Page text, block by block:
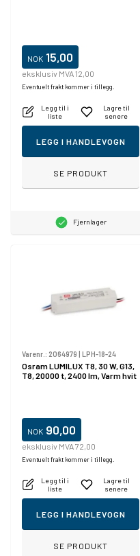
NOK 15,00
eksklusiv MVA 12,00
Eventuelt frakt kommer i tillegg.
Legg til i
liste
Lagre til
senere
LEGG I HANDLEVOGN
SE PRODUKT
Fjernlager
Varenr.: 2064979 LPH-18-24
Osram LUMILUX T8, 30 W, G13,
T8, 20000 t, 2400 lm, Varm hvit
NOK 90,00
eksklusiv MVA 72,00
Eventuelt frakt kommer i tillegg.
Legg til i
liste
Lagre til
senere
LEGG I HANDLEVOGN
SE PRODUKT